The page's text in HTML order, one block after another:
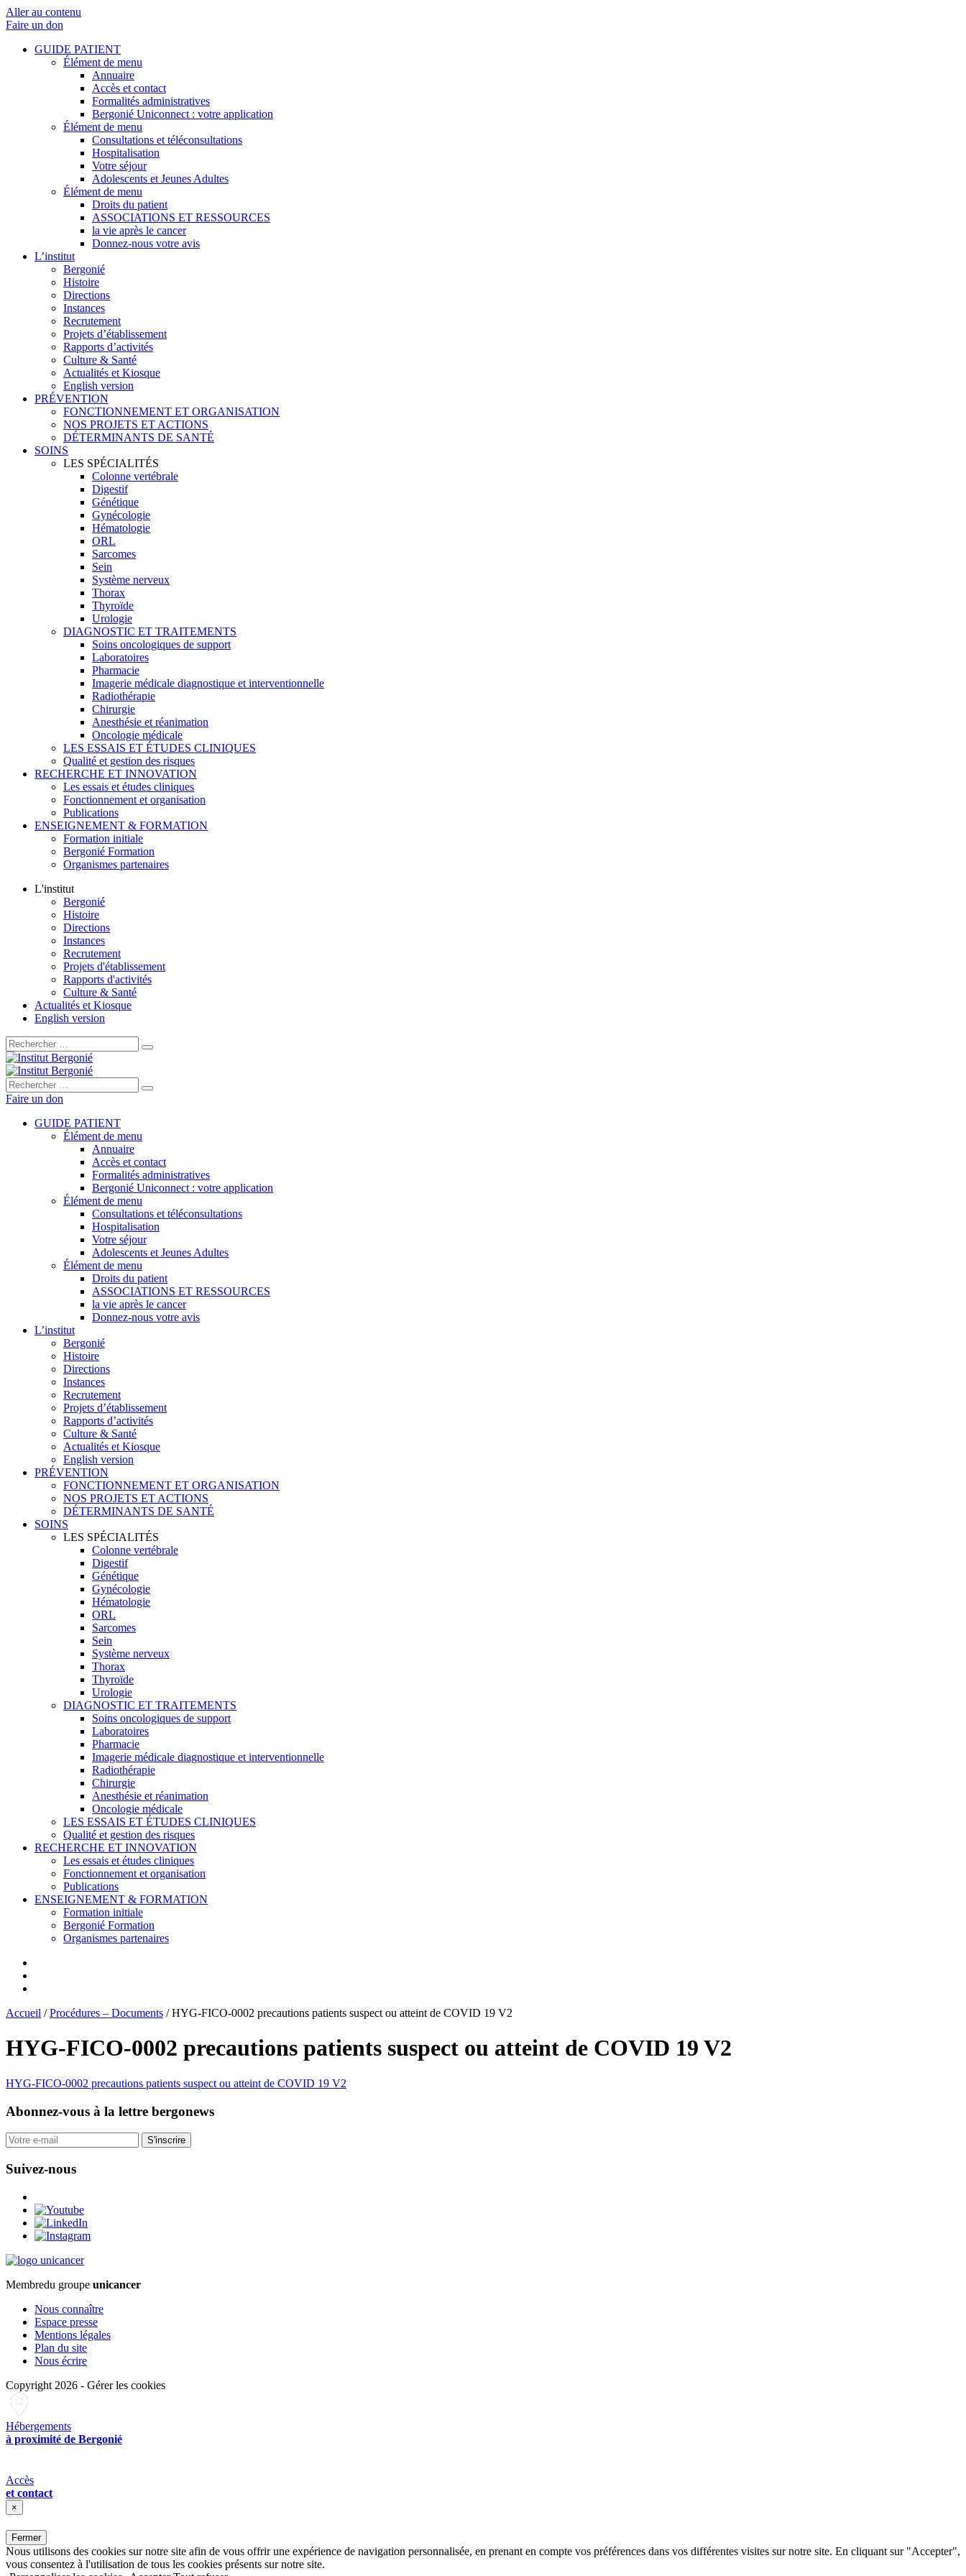
Aller au contenu
Faire un don
GUIDE PATIENT
Élément de menu
Annuaire
Accès et contact
Formalités administratives
Bergonié Uniconnect : votre application
Élément de menu
Consultations et téléconsultations
Hospitalisation
Votre séjour
Adolescents et Jeunes Adultes
Élément de menu
Droits du patient
ASSOCIATIONS ET RESSOURCES
la vie après le cancer
Donnez-nous votre avis
L’institut
Bergonié
Histoire
Directions
Instances
Recrutement
Projets d’établissement
Rapports d’activités
Culture & Santé
Actualités et Kiosque
English version
PRÉVENTION
FONCTIONNEMENT ET ORGANISATION
NOS PROJETS ET ACTIONS
DÉTERMINANTS DE SANTÉ
SOINS
LES SPÉCIALITÉS
Colonne vertébrale
Digestif
Génétique
Gynécologie
Hématologie
ORL
Sarcomes
Sein
Système nerveux
Thorax
Thyroïde
Urologie
DIAGNOSTIC ET TRAITEMENTS
Soins oncologiques de support
Laboratoires
Pharmacie
Imagerie médicale diagnostique et interventionnelle
Radiothérapie
Chirurgie
Anesthésie et réanimation
Oncologie médicale
LES ESSAIS ET ÉTUDES CLINIQUES
Qualité et gestion des risques
RECHERCHE ET INNOVATION
Les essais et études cliniques
Fonctionnement et organisation
Publications
ENSEIGNEMENT & FORMATION
Formation initiale
Bergonié Formation
Organismes partenaires
L'institut
Bergonié
Histoire
Directions
Instances
Recrutement
Projets d'établissement
Rapports d'activités
Culture & Santé
Actualités et Kiosque
English version
Rechercher :
Rechercher :
Faire un don
GUIDE PATIENT
Élément de menu
Annuaire
Accès et contact
Formalités administratives
Bergonié Uniconnect : votre application
Élément de menu
Consultations et téléconsultations
Hospitalisation
Votre séjour
Adolescents et Jeunes Adultes
Élément de menu
Droits du patient
ASSOCIATIONS ET RESSOURCES
la vie après le cancer
Donnez-nous votre avis
L’institut
Bergonié
Histoire
Directions
Instances
Recrutement
Projets d’établissement
Rapports d’activités
Culture & Santé
Actualités et Kiosque
English version
PRÉVENTION
FONCTIONNEMENT ET ORGANISATION
NOS PROJETS ET ACTIONS
DÉTERMINANTS DE SANTÉ
SOINS
LES SPÉCIALITÉS
Colonne vertébrale
Digestif
Génétique
Gynécologie
Hématologie
ORL
Sarcomes
Sein
Système nerveux
Thorax
Thyroïde
Urologie
DIAGNOSTIC ET TRAITEMENTS
Soins oncologiques de support
Laboratoires
Pharmacie
Imagerie médicale diagnostique et interventionnelle
Radiothérapie
Chirurgie
Anesthésie et réanimation
Oncologie médicale
LES ESSAIS ET ÉTUDES CLINIQUES
Qualité et gestion des risques
RECHERCHE ET INNOVATION
Les essais et études cliniques
Fonctionnement et organisation
Publications
ENSEIGNEMENT & FORMATION
Formation initiale
Bergonié Formation
Organismes partenaires
Accueil /Procédures – Documents /HYG-FICO-0002 precautions patients suspect ou atteint de COVID 19 V2
HYG-FICO-0002 precautions patients suspect ou atteint de COVID 19 V2
HYG-FICO-0002 precautions patients suspect ou atteint de COVID 19 V2
Abonnez-vous à la lettre bergonews
S'inscrire
Suivez-nous
Membredu groupe unicancer
Nous connaître
Espace presse
Mentions légales
Plan du site
Nous écrire
Copyright 2026 - Gérer les cookies
Hébergements
à proximité de Bergonié
Accès
et contact
×
Fermer
Nous utilisons des cookies sur notre site afin de vous offrir une expérience de navigation personnalisée, en prenant en compte vos préférences dans vos différentes visites sur notre site. En cliquant sur "Accepter",
vous consentez à l'utilisation de tous les cookies présents sur notre site.